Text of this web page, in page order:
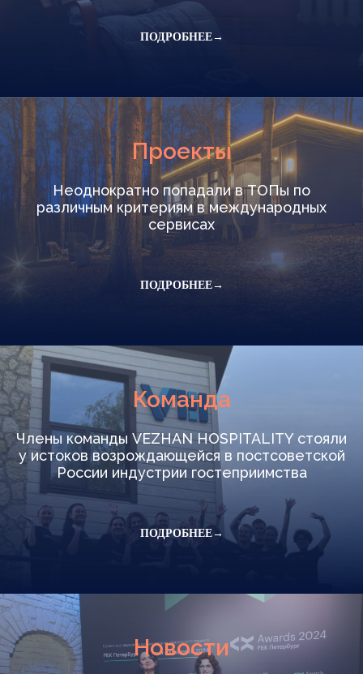
ПОДРОБНЕЕ→
Проекты
Неоднократно попадали в ТОПы по
различным критериям в международных
сервисах
ПОДРОБНЕЕ→
Команда
Члены команды VEZHAN HOSPITALITY стояли
у истоков возрождающейся в постсоветской
России индустрии гостеприимства
ПОДРОБНЕЕ→
Новости